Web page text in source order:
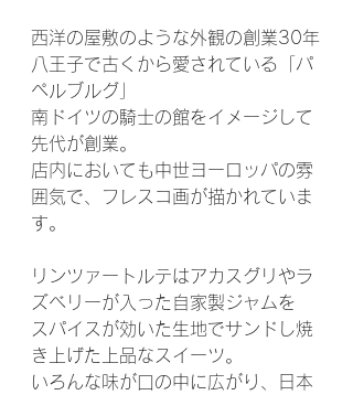
西洋の屋敷のような外観の創業30年
八王子で古くから愛されている「パ
ペルブルグ」
南ドイツの騎士の館をイメージして
先代が創業。
店内においても中世ヨーロッパの雰
囲気で、フレスコ画が描かれていま
す。
リンツァートルテはアカスグリやラ
ズベリーが入った自家製ジャムを
スパイスが効いた生地でサンドし焼
き上げた上品なスイーツ。
いろんな味が口の中に広がり、日本